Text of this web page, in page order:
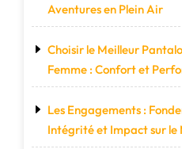
Aventures en Plein Air
Choisir le Meilleur
Femme : Confort et
Les Engagements :
Intégrité et Impact sur le